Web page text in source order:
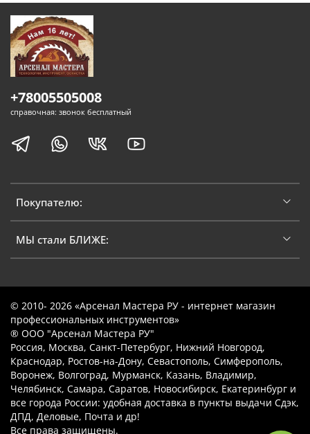
Покупателю:
МЫ стали БЛИЖЕ:
+78005505008
справочная: звонок бесплатный
© 2010- 2026 «Арсенал Мастера РУ - интернет магазин
профессиональных инструментов»
® ООО "Арсенал Мастера РУ"
Россия, Москва, Санкт-Петербург, Нижний Новгород,
Краснодар, Ростов-на-Дону, Севастополь, Симферополь,
Воронеж, Волгоград, Мурманск, Казань, Владимир,
Челябинск, Самара, Саратов, Новосибирск, Екатеринбург и
все города России: удобная доставка в пункты выдачи Сдэк,
ДПД, Деловые, Почта и др!
Все права защищены.